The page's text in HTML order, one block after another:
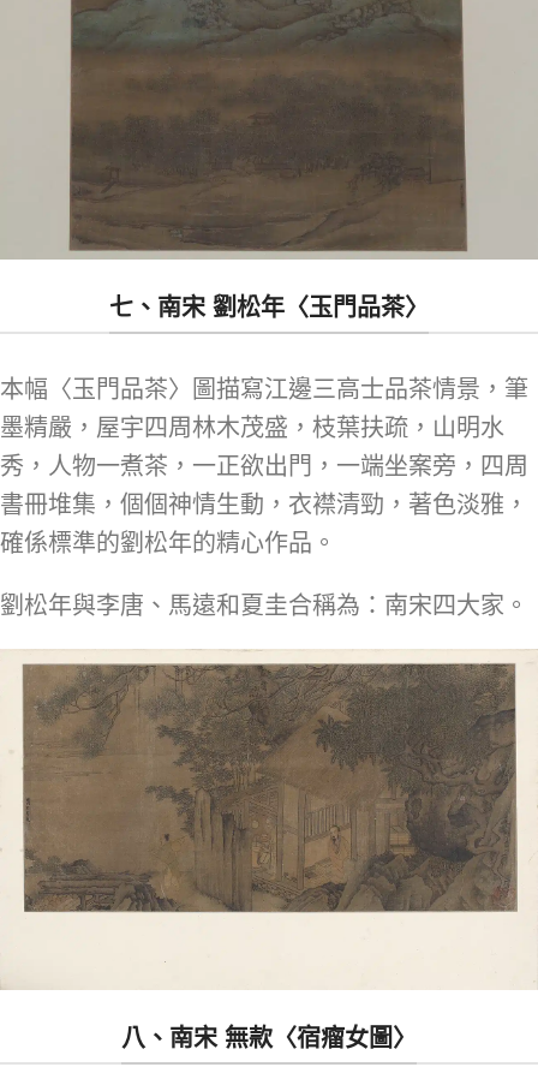
七、南宋 劉松年〈玉門品茶〉
本幅〈玉門品茶〉圖描寫江邊三高士品茶情景，筆
墨精嚴，屋宇四周林木茂盛，枝葉扶疏，山明水
秀，人物一煮茶，一正欲出門，一端坐案旁，四周
書冊堆集，個個神情生動，衣襟清勁，著色淡雅，
確係標準的劉松年的精心作品。
劉松年與李唐、馬遠和夏圭合稱為：南宋四大家。
八、南宋 無款〈宿瘤女圖〉